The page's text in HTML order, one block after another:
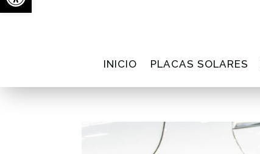
INICIO PLACAS SOLARES